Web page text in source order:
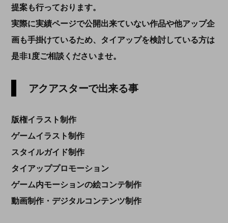
提案も行っております。
実際に実績ページで公開出来ていない作品や他アップ企
画も手掛けているため、タイアップを検討している方は
是非1度ご相談くださいませ。
アクアスターで出来る事
版権イラスト制作
ゲームイラスト制作
スタイルガイド制作
タイアッププロモーション
ゲーム内モーションの絵コンテ制作
動画制作・デジタルコンテンツ制作